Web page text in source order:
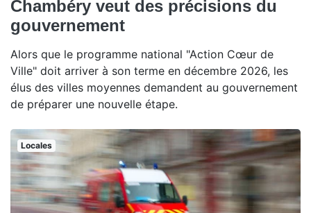
Chambéry veut des précisions du
gouvernement
Alors que le programme national "Action Cœur de
Ville" doit arriver à son terme en décembre 2026, les
élus des villes moyennes demandent au gouvernement
de préparer une nouvelle étape.
Locales